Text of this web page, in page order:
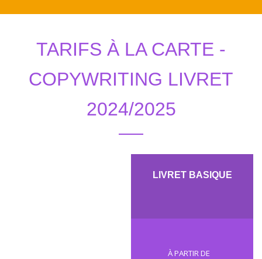
TARIFS À LA CARTE -
COPYWRITING LIVRET
2024/2025
LIVRET BASIQUE
À PARTIR DE